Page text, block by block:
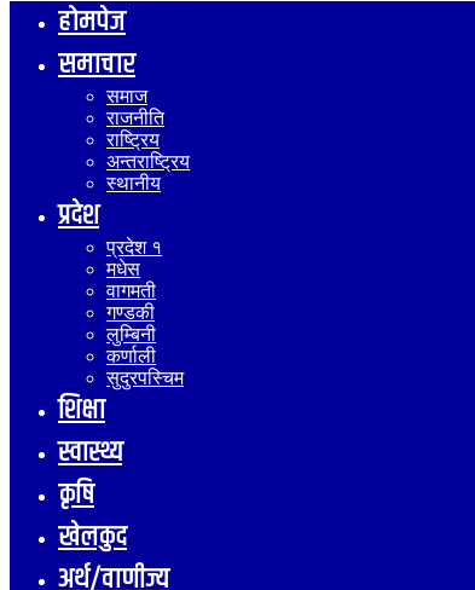
होमपेज
समाचार
समाज
राजनीति
राष्ट्रिय
अन्तराष्ट्रिय
स्थानीय
प्रदेश
प्रदेश १
मधेस
वागमती
गण्डकी
लुम्बिनी
कर्णाली
सुदुरपस्चिम
शिक्षा
स्वास्थ्य
कृषि
खेलकुद
अर्थ/वाणीज्य